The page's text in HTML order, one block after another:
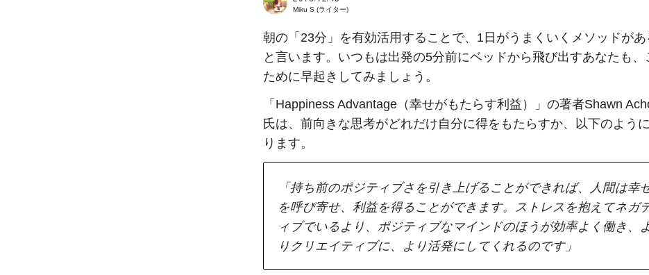
Miku S (ライター)
朝の「23分」を有効活用することで、1日がうまくいくメソッドがあ
と言います。いつもは出発の5分前にベッドから飛び出すあなたも、
ために早起きしてみましょう。
「Happiness Advantage（幸せがもたらす利益）」の著者Shawn
氏は、前向きな思考がどれだけ自分に得をもたらすか、以下のよう
ります。
「持ち前のポジティブさを引き上げることができれば、人間は幸
を呼び寄せ、利益を得ることができます。ストレスを抱えてネガ
ィブでいるより、ポジティブなマインドのほうが効率よく働き、
りクリエイティブに、より活発にしてくれるのです」